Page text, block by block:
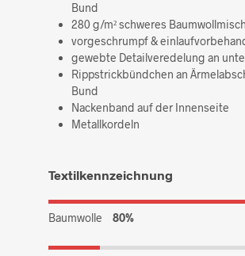
Bund
280 g/m² schweres
vorgeschrumpf &
gewebte Detailveredelung an
Rippstrickbündchen an
Bund
Nackenband auf der Innenseite
Metallkordeln
Textilkennzeichnung
Baumwolle 80%